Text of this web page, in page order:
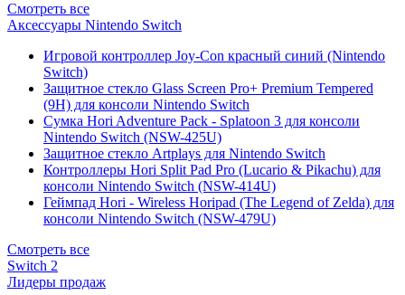
Смотреть все
Аксессуары Nintendo Switch
Игровой контроллер Joy-Con красный синий (Nintendo
Switch)
Защитное стекло Glass Screen Pro+ Premium Tempered
(9H) для консоли Nintendo Switch
Сумка Hori Adventure Pack - Splatoon 3 для консоли
Nintendo Switch (NSW-425U)
Защитное стекло Artplays для Nintendo Switch
Контроллеры Hori Split Pad Pro (Lucario & Pikachu) для
консоли Nintendo Switch (NSW-414U)
Геймпад Hori - Wireless Horipad (The Legend of Zelda) для
консоли Nintendo Switch (NSW-479U)
Смотреть все
Switch 2
Лидеры продаж